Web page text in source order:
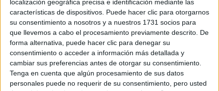
localización geográfica precisa e identificación mediante las
características de dispositivos. Puede hacer clic para otorgarnos
su consentimiento a nosotros y a nuestros 1731 socios para
que llevemos a cabo el procesamiento previamente descrito. De
forma alternativa, puede hacer clic para denegar su
consentimiento o acceder a información más detallada y
cambiar sus preferencias antes de otorgar su consentimiento.
Tenga en cuenta que algún procesamiento de sus datos
personales puede no requerir de su consentimiento, pero usted